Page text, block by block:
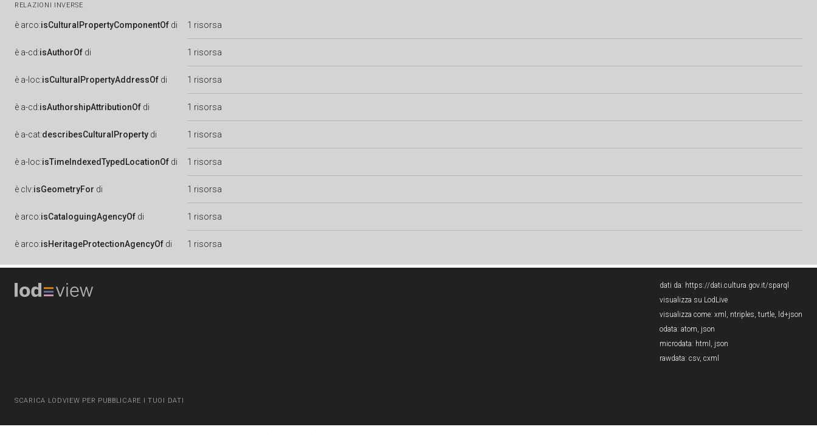
RELAZIONI INVERSE
è arco:isCulturalPropertyComponentOf di 1 risorsa
è a-cd:isAuthorOf di 1 risorsa
è a-loc:isCulturalPropertyAddressOf di 1 risorsa
è a-cd:isAuthorshipAttributionOf di 1 risorsa
è a-cat:describesCulturalProperty di 1 risorsa
è a-loc:isTimeIndexedTypedLocationOf di 1 risorsa
è clv:isGeometryFor di 1 risorsa
è arco:isCataloguingAgencyOf di 1 risorsa
è arco:isHeritageProtectionAgencyOf di 1 risorsa
SCARICA LODVIEW PER PUBBLICARE I TUOI DATI
dati da: https://dati.cultura.gov.it/sparql
visualizza su LodLive
visualizza come: xml , ntriples, turtle, ld+json
odata: atom, json
microdata: html , json
rawdata: csv, cxml